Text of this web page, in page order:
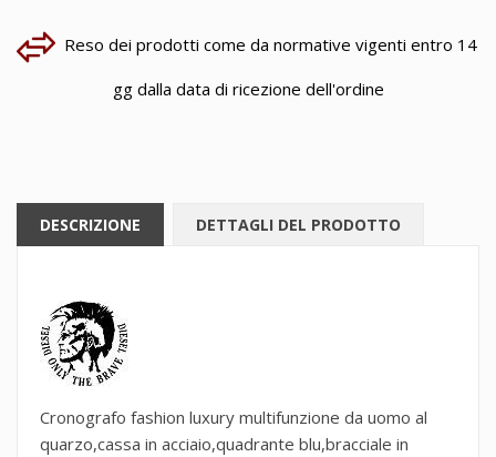
Reso dei prodotti come da normative vigenti entro 14
gg dalla data di ricezione dell'ordine
DESCRIZIONE DETTAGLI DEL PRODOTTO
Cronografo fashion luxury multifunzione da uomo al
quarzo,cassa in acciaio,quadrante blu,bracciale in